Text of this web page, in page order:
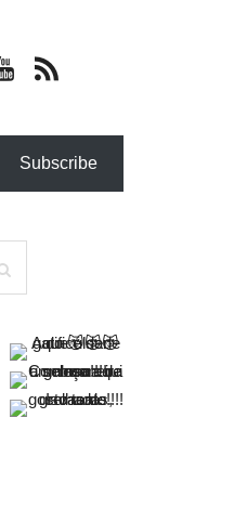
Subscribe